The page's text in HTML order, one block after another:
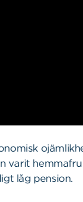
varit
låg pension.